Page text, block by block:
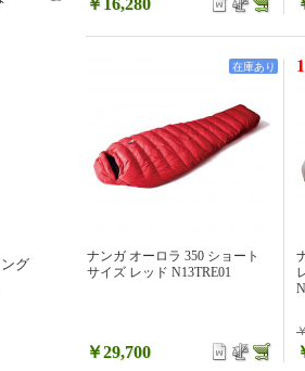
￥16,280
ナンガ オーロラ 350 ショート
サイズ レッド N13TRE01
￥29,700
在庫あり
グ